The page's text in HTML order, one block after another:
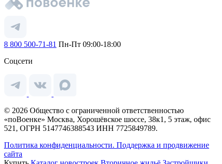
8 800 500-71-81 Пн-Пт 09:00-18:00
Соцсети
© 2026 Общество с ограниченной ответственностью
«поВоенке» Москва, Хорошёвское шоссе, 38к1, 5 этаж, офис
521, ОГРН 5147746388543 ИНН 7725849789.
Политика конфиденциальности. Поддержка и продвижение
сайта